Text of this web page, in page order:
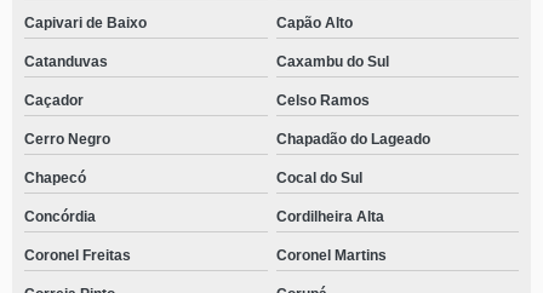
Criciúma
clínica de reabilitação de alcoólicos telefone Sagrado Coração de Jesus
clínica para dependente alcoólico telefone Bom Retiro
clínica de reabilitação para alcoólicos Tunápolis
clínica especializada em recuperação para dependentes alcoólicos Santa
Luzia
clínica de reabilitação para alcoólicos Catanduvas
Capivari de Baixo Capão Alto
Catanduvas Caxambu do Sul
Caçador Celso Ramos
Cerro Negro Chapadão do Lageado
Chapecó Cocal do Sul
Concórdia Cordilheira Alta
Coronel Freitas Coronel Martins